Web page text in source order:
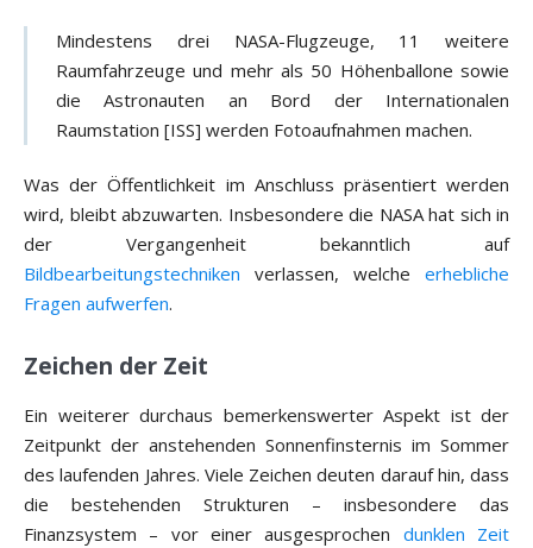
Mindestens drei NASA-Flugzeuge, 11 weitere
Raumfahrzeuge und mehr als 50 Höhenballone sowie
die Astronauten an Bord der Internationalen
Raumstation [ISS] werden Fotoaufnahmen machen.
Was der Öffentlichkeit im Anschluss präsentiert werden
wird, bleibt abzuwarten. Insbesondere die NASA hat sich in
der Vergangenheit bekanntlich auf
Bildbearbeitungstechniken verlassen, welche erhebliche
Fragen aufwerfen.
Zeichen der Zeit
Ein weiterer durchaus bemerkenswerter Aspekt ist der
Zeitpunkt der anstehenden Sonnenfinsternis im Sommer
des laufenden Jahres. Viele Zeichen deuten darauf hin, dass
die bestehenden Strukturen – insbesondere das
Finanzsystem – vor einer ausgesprochen dunklen Zeit